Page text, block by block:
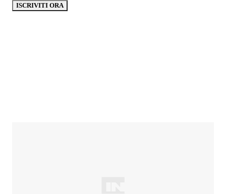
ISCRIVITI ORA